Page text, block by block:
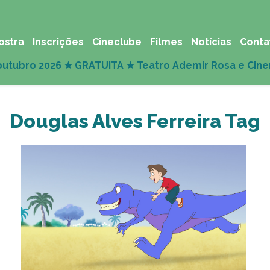
Inscrições Cineclube Filmes Notícias
Douglas Alves Ferreira Tag